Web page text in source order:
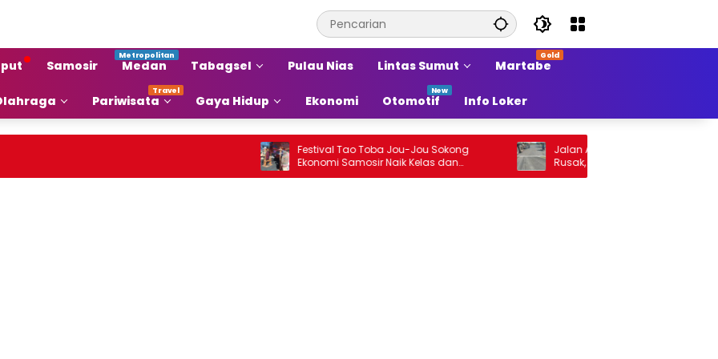
Samosir Medan Tabagsel Pulau Nias Lintas Sumut Martabe
Pariwisata Gaya Hidup Ekonomi Otomotif Info Loker
Festival Tao Toba Jou-Jou Sokong
Ekonomi Samosir Naik Kelas dan
Pariwisata Menjadi Sumber Pertumbuhan
Jalan Arteri Stabat–Pangkalan Brandan
Rusak, Pengendara Terancam Celaka